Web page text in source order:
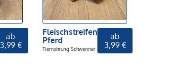
ab
3,99 €
Fleischstreifen
Pferd
Tiernahrung Schwenner
ab
3,99 €